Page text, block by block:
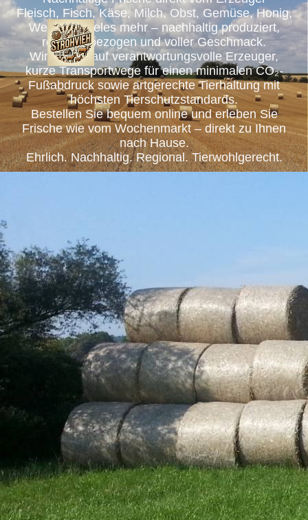
Fleisch, Fisch, Käse, Milch, Obst, Gemüse, Honig,
Wein und vieles mehr – nachhaltig produziert,
regional bezogen und voller Geschmack.
Wir setzen auf verantwortungsvolle Erzeuger,
kurze Transportwege für einen minimalen CO₂-
Fußabdruck sowie artgerechte Tierhaltung mit
höchsten Tierschutzstandards.
Bestellen Sie bequem online und erleben Sie
Frische wie vom Wochenmarkt – direkt zu Ihnen
nach Hause.
Ehrlich. Nachhaltig. Regional. Tierwohlgerecht.